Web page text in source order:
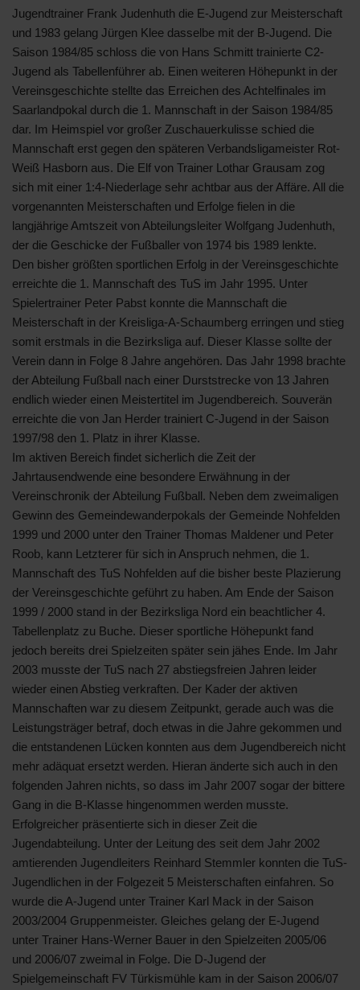
Jugendtrainer Frank Judenhuth die E-Jugend zur Meisterschaft
und 1983 gelang Jürgen Klee dasselbe mit der B-Jugend. Die
Saison 1984/85 schloss die von Hans Schmitt trainierte C2-
Jugend als Tabellenführer ab. Einen weiteren Höhepunkt in der
Vereinsgeschichte stellte das Erreichen des Achtelfinales im
Saarlandpokal durch die 1. Mannschaft in der Saison 1984/85
dar. Im Heimspiel vor großer Zuschauerkulisse schied die
Mannschaft erst gegen den späteren Verbandsligameister Rot-
Weiß Hasborn aus. Die Elf von Trainer Lothar Grausam zog
sich mit einer 1:4-Niederlage sehr achtbar aus der Affäre. All die
vorgenannten Meisterschaften und Erfolge fielen in die
langjährige Amtszeit von Abteilungsleiter Wolfgang Judenhuth,
der die Geschicke der Fußballer von 1974 bis 1989 lenkte.
Den bisher größten sportlichen Erfolg in der Vereinsgeschichte
erreichte die 1. Mannschaft des TuS im Jahr 1995. Unter
Spielertrainer Peter Pabst konnte die Mannschaft die
Meisterschaft in der Kreisliga-A-Schaumberg erringen und stieg
somit erstmals in die Bezirksliga auf. Dieser Klasse sollte der
Verein dann in Folge 8 Jahre angehören. Das Jahr 1998 brachte
der Abteilung Fußball nach einer Durststrecke von 13 Jahren
endlich wieder einen Meistertitel im Jugendbereich. Souverän
erreichte die von Jan Herder trainiert C-Jugend in der Saison
1997/98 den 1. Platz in ihrer Klasse.
Im aktiven Bereich findet sicherlich die Zeit der
Jahrtausendwende eine besondere Erwähnung in der
Vereinschronik der Abteilung Fußball. Neben dem zweimaligen
Gewinn des Gemeindewanderpokals der Gemeinde Nohfelden
1999 und 2000 unter den Trainer Thomas Maldener und Peter
Roob, kann Letzterer für sich in Anspruch nehmen, die 1.
Mannschaft des TuS Nohfelden auf die bisher beste Plazierung
der Vereinsgeschichte geführt zu haben. Am Ende der Saison
1999 / 2000 stand in der Bezirksliga Nord ein beachtlicher 4.
Tabellenplatz zu Buche. Dieser sportliche Höhepunkt fand
jedoch bereits drei Spielzeiten später sein jähes Ende. Im Jahr
2003 musste der TuS nach 27 abstiegsfreien Jahren leider
wieder einen Abstieg verkraften. Der Kader der aktiven
Mannschaften war zu diesem Zeitpunkt, gerade auch was die
Leistungsträger betraf, doch etwas in die Jahre gekommen und
die entstandenen Lücken konnten aus dem Jugendbereich nicht
mehr adäquat ersetzt werden. Hieran änderte sich auch in den
folgenden Jahren nichts, so dass im Jahr 2007 sogar der bittere
Gang in die B-Klasse hingenommen werden musste.
Erfolgreicher präsentierte sich in dieser Zeit die
Jugendabteilung. Unter der Leitung des seit dem Jahr 2002
amtierenden Jugendleiters Reinhard Stemmler konnten die TuS-
Jugendlichen in der Folgezeit 5 Meisterschaften einfahren. So
wurde die A-Jugend unter Trainer Karl Mack in der Saison
2003/2004 Gruppenmeister. Gleiches gelang der E-Jugend
unter Trainer Hans-Werner Bauer in den Spielzeiten 2005/06
und 2006/07 zweimal in Folge. Die D-Jugend der
Spielgemeinschaft FV Türkismühle kam in der Saison 2006/07